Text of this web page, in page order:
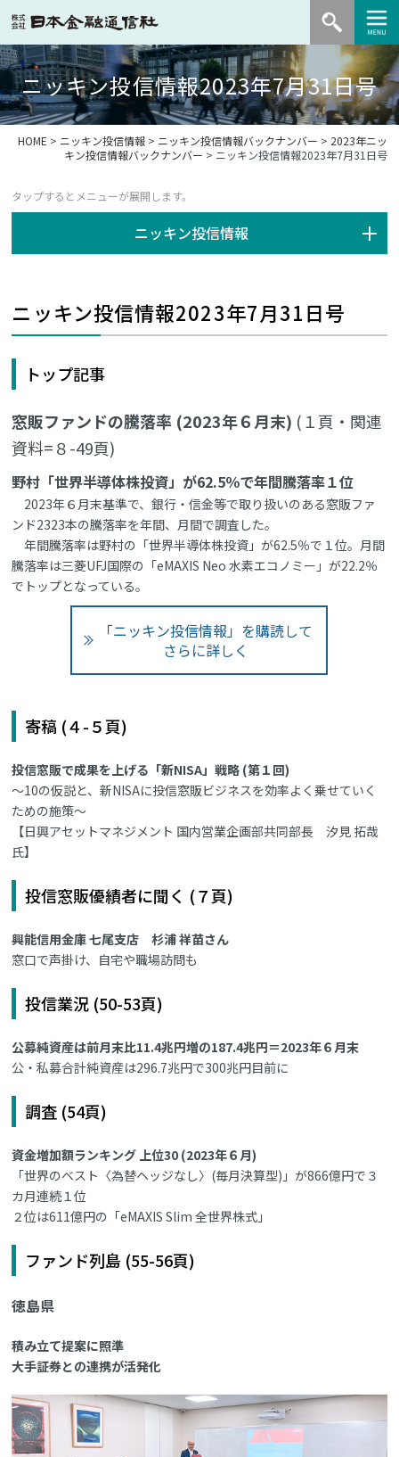
ニッキン投信情報2023年7月31日号
HOME > ニッキン投信情報> ニッキン投信情報バックナンバー > 2023年ニッ
キン投信情報バックナンバー > ニッキン投信情報2023年7月31日号
ニッキン投信情報
ニッキン投信情報2023年7月31日号
トップ記事
窓販ファンドの騰落率 (2023年６月末) (１頁・関連
資料=８-49頁)
野村「世界半導体株投資」が62.5％で年間騰落率１位
2023年６月末基準で、銀行・信金等で取り扱いのある窓販ファ
ンド2323本の騰落率を年間、月間で調査した。
年間騰落率は野村の「世界半導体株投資」が62.5％で１位。月間
騰落率は三菱UFJ国際の「eMAXIS Neo 水素エコノミー」が22.2％
でトップとなっている。
「ニッキン投信情報」を購読して
さらに詳しく
寄稿 (４-５頁)
投信窓販で成果を上げる「新NISA」戦略 (第１回)
～10の仮説と、新NISAに投信窓販ビジネスを効率よく乗せていく
ための施策～
【日興アセットマネジメント 国内営業企画部共同部長 汐見 拓哉
氏】
投信窓販優績者に聞く (７頁)
興能信用金庫 七尾支店 杉浦 祥苗さん
窓口で声掛け、自宅や職場訪問も
投信業況 (50-53頁)
公募純資産は前月末比11.4兆円増の187.4兆円＝2023年６月末
公・私募合計純資産は296.7兆円で300兆円目前に
調査 (54頁)
資金増加額ランキング 上位30 (2023年６月)
「世界のベスト〈為替ヘッジなし〉(毎月決算型)」が866億円で３
カ月連続１位
２位は611億円の「eMAXIS Slim 全世界株式」
ファンド列島 (55-56頁)
徳島県
積み立て提案に照準
大手証券との連携が活発化